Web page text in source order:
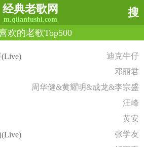
经典老歌网
m.qilanfushi.com
搜
欢的老歌Top500
迪克牛仔
邓丽君
周华健&黄耀明&成龙&李宗盛
汪峰
黄安
张学友